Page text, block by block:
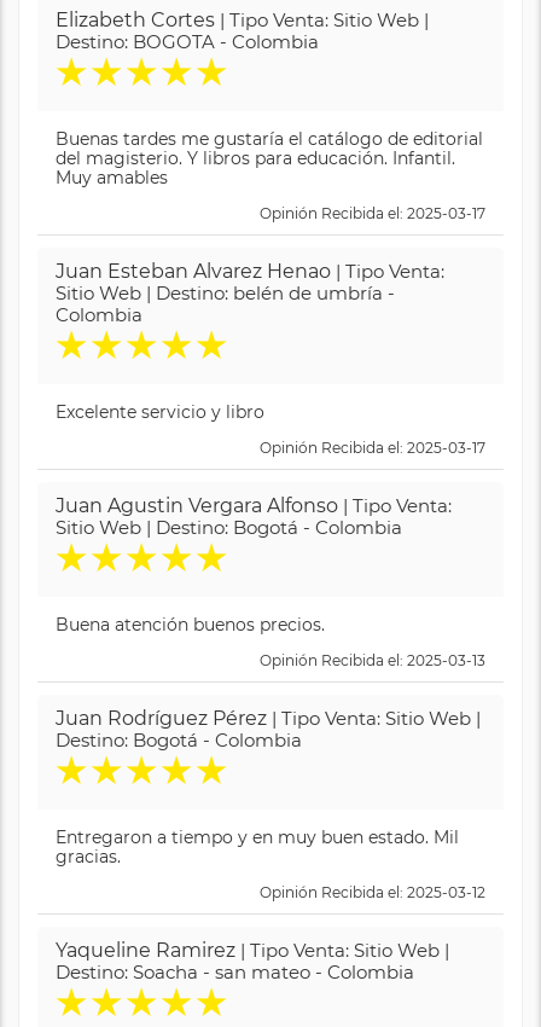
Elizabeth Cortes | Tipo Venta: Sitio Web |
Destino: BOGOTA - Colombia
★★★★★
Buenas tardes me gustaría el catálogo de editorial
del magisterio. Y libros para educación. Infantil.
Muy amables
Opinión Recibida el: 2025-03-17
Juan Esteban Alvarez Henao | Tipo Venta:
Sitio Web | Destino: belén de umbría -
Colombia
★★★★★
Excelente servicio y libro
Opinión Recibida el: 2025-03-17
Juan Agustin Vergara Alfonso | Tipo Venta:
Sitio Web | Destino: Bogotá - Colombia
★★★★★
Buena atención buenos precios.
Opinión Recibida el: 2025-03-13
Juan Rodríguez Pérez | Tipo Venta: Sitio Web |
Destino: Bogotá - Colombia
★★★★★
Entregaron a tiempo y en muy buen estado. Mil
gracias.
Opinión Recibida el: 2025-03-12
Yaqueline Ramirez | Tipo Venta: Sitio Web |
Destino: Soacha - san mateo - Colombia
★★★★★